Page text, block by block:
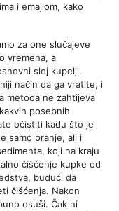
i emajlom, kako
za one slučajeve
vremena, a
sloj kupelji.
način da ga vratite, i
metoda ne zahtijeva
posebnih
očistiti kadu što je
samo pranje, ali i
koji na kraju
čišćenje kupke od
budući da
čišćenja. Nakon
osuši. Čak ni